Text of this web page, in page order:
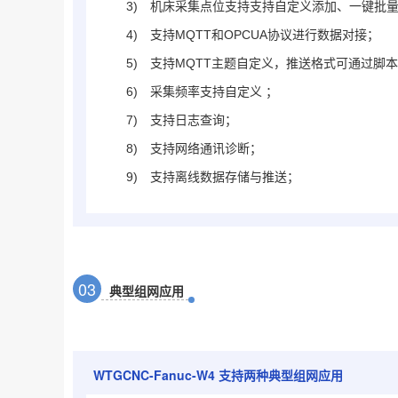
3)
机床采集点位支持支持自定义添加、一键批
4)
支持MQTT和OPCUA协议进行数据对接；
5)
支持MQTT主题自定义，推送格式可通过脚本
6)
采集频率支持自定义 ；
7)
支持日志查询；
8)
支持网络通讯诊断；
9)
支持离线数据存储与推送；
03 典型组网应用
WTGCNC-Fanuc-W4 支持两种典型组网应用